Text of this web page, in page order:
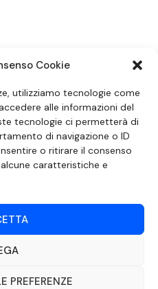
Cookie
utilizziamo tecnologie come
alle informazioni del
tecnologie ci permetterà di
di navigazione o ID
o ritirare il consenso
caratteristiche e
PREFERENZE
SOCIAL
6 DEL DECRETO DEL MINISTRO
DI ATTUAZIONE DEL PRINCIPIO DEL